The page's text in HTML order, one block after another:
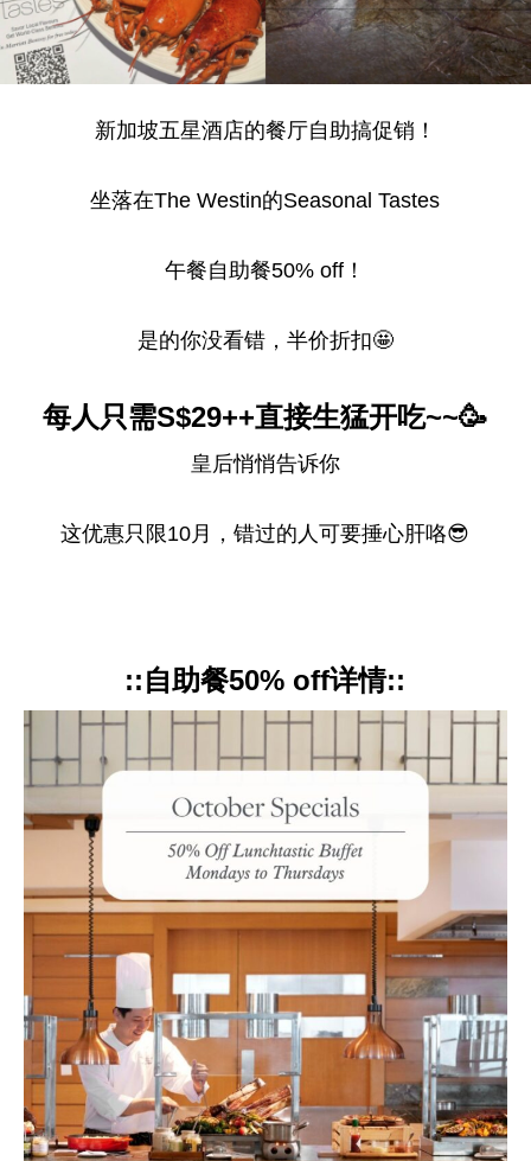
新加坡五星酒店的餐厅自助搞促销！
坐落在The Westin的Seasonal Tastes
午餐自助餐50% off！
是的你没看错，半价折扣🤩
每人只需S$29++直接生猛开吃~~🥳
皇后悄悄告诉你
这优惠只限10月，错过的人可要捶心肝咯😎
::自助餐50% off详情::